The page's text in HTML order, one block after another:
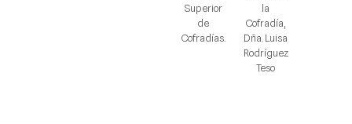
Superior
de
Cofradías.
la
Cofradía,
Dña. Luisa
Rodríguez
Teso